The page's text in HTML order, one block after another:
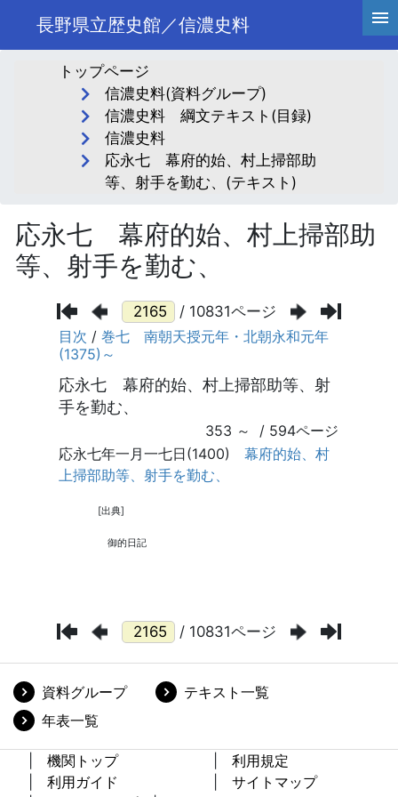
長野県立歴史館／信濃史料
トップページ
信濃史料(資料グループ)
信濃史料 綱文テキスト(目録)
信濃史料
応永七 幕府的始、村上掃部助
等、射手を勤む、(テキスト)
応永七 幕府的始、村上掃部助
等、射手を勤む、
/ 10831ページ
/ 10831ページ
資料グループ
テキスト一覧
年表一覧
機関トップ
利用規定
利用ガイド
サイトマップ